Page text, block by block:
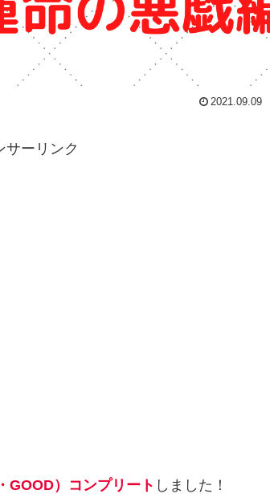
2021.09.09
サーリンク
GOOD）コンプリート しました！